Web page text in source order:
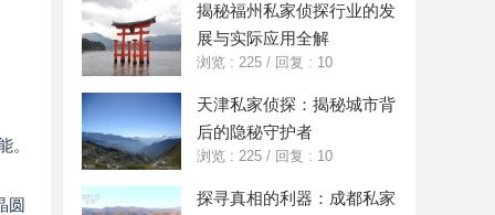
。
圆
揭秘福州私家侦探行业的发
展与实际应用全解
浏览 : 225 / 回复 : 10
天津私家侦探：揭秘城市背
后的隐秘守护者
浏览 : 225 / 回复 : 10
探寻真相的利器：成都私家